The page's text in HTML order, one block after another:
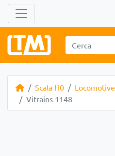
Scala H0 Locomotive
Vitrains 1148